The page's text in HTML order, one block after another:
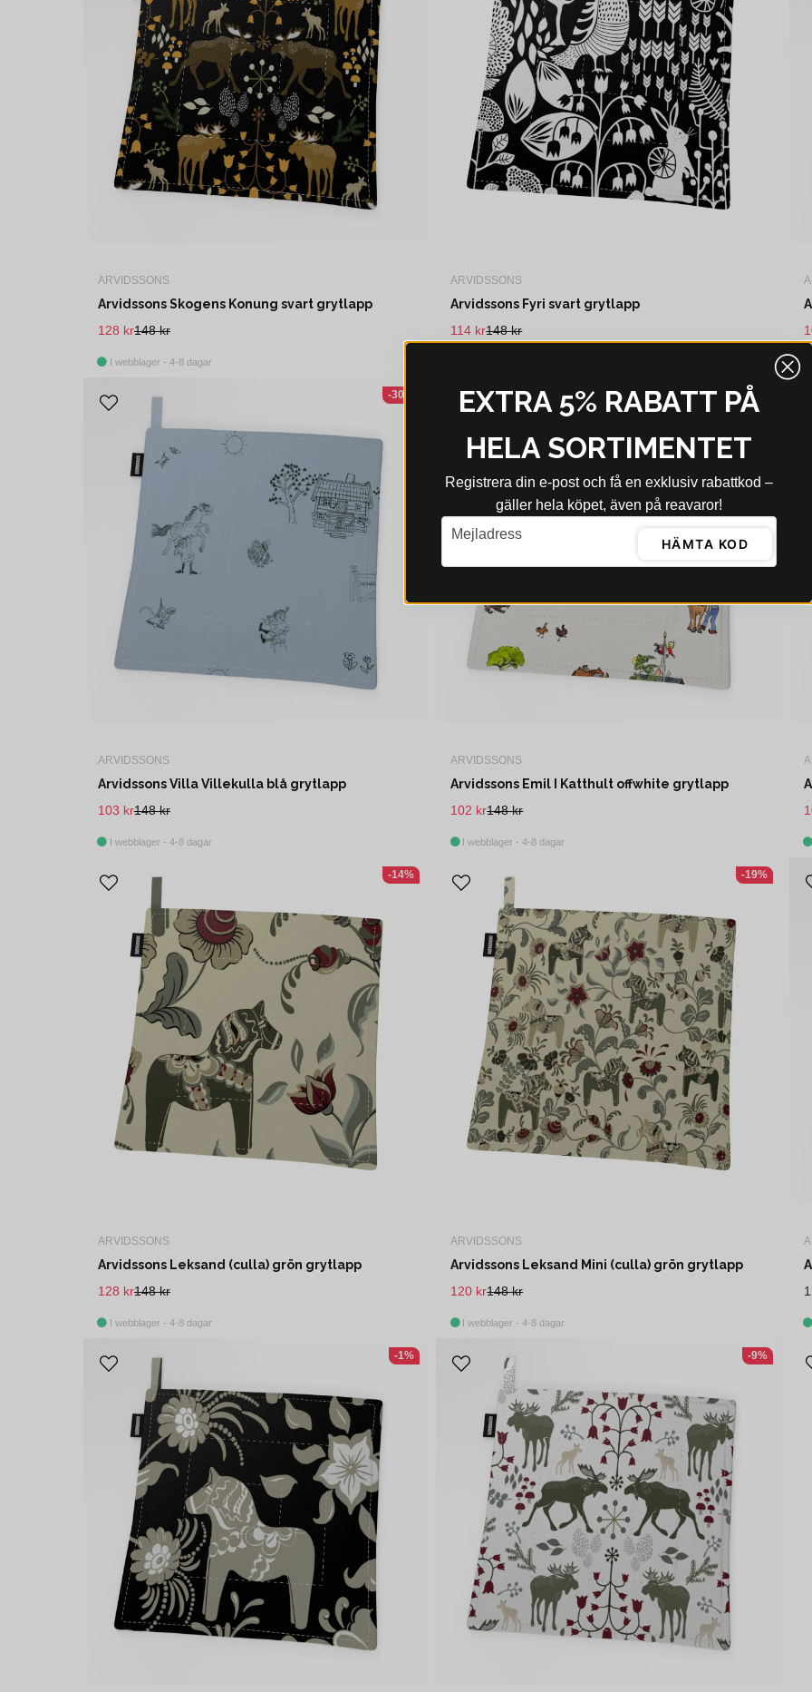
ARVIDSSONS
Arvidssons Skogens Konung svart grytlapp
148 kr
128 kr
I webblager - 4-8 dagar
ARVIDSSONS
Arvidssons Fyri svart grytlapp
148 kr
114 kr
ARVIDSSONS
Arvidssons Villa Villekulla blå grytlapp
148 kr
103 kr
I webblager - 4-8 dagar
-30%
ARVIDSSONS
Arvidssons Emil I Katthult offwhite grytlapp
148 kr
102 kr
I webblager - 4-8 dagar
-31%
ARVIDSSONS
Arvidssons Leksand (culla) grön grytlapp
148 kr
128 kr
I webblager - 4-8 dagar
-14%
ARVIDSSONS
Arvidssons Leksand Mini (culla) grön grytlapp
148 kr
120 kr
I webblager - 4-8 dagar
-19%
-1% -9%
EXTRA 5% RABATT PÅ
HELA SORTIMENTET
Registrera din e‑post och få en exklusiv rabattkod –
gäller hela köpet, även på reavaror!
email
Mejladress
HÄMTA KOD